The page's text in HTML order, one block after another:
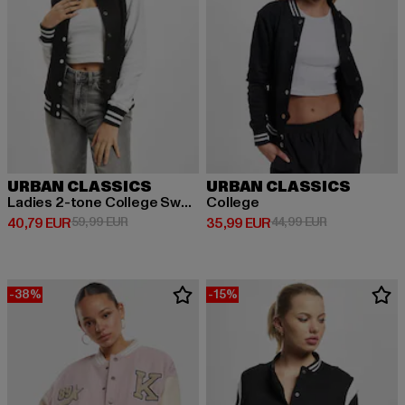
URBAN CLASSICS
Ladies 2-tone College Sweatjacket
40,79 EUR
Derzeitiger Preis: 40,79 EUR
59,99 EURAktionspreis: 59,99 EUR
URBAN CLASSICS
College
35,99 EUR
Derzeitiger Preis: 35,99 EUR
44,99 EURAktionspreis:
-38% -15%